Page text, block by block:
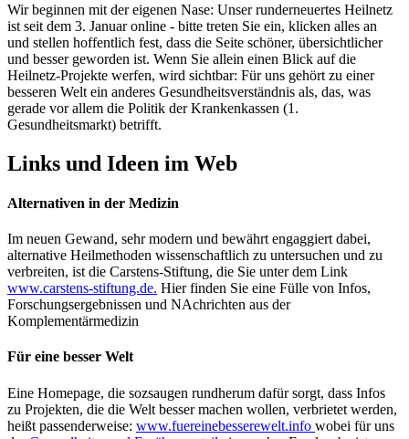
Wir beginnen mit der eigenen Nase: Unser runderneuertes Heilnetz
ist seit dem 3. Januar online - bitte treten Sie ein, klicken alles an
und stellen hoffentlich fest, dass die Seite schöner, übersichtlicher
und besser geworden ist. Wenn Sie allein einen Blick auf die
Heilnetz-Projekte werfen, wird sichtbar: Für uns gehört zu einer
besseren Welt ein anderes Gesundheitsverständnis als, das, was
gerade vor allem die Politik der Krankenkassen (1.
Gesundheitsmarkt) betrifft.
Links und Ideen im Web
Alternativen in der Medizin
Im neuen Gewand, sehr modern und bewährt engaggiert dabei,
alternative Heilmethoden wissenschaftlich zu untersuchen und zu
verbreiten, ist die Carstens-Stiftung, die Sie unter dem Link
www.carstens-stiftung.de. Hier finden Sie eine Fülle von Infos,
Forschungsergebnissen und NAchrichten aus der
Komplementärmedizin
Für eine besser Welt
Eine Homepage, die sozsaugen rundherum dafür sorgt, dass Infos
zu Projekten, die die Welt besser machen wollen, verbrietet werden,
heißt passenderweise: www.fuereinebesserewelt.info wobei für uns